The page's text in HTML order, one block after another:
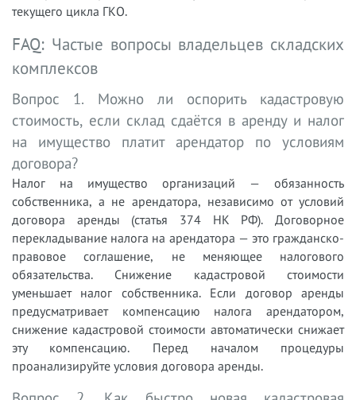
текущего цикла ГКО.
FAQ: Частые вопросы владельцев складских
комплексов
Вопрос 1. Можно ли оспорить кадастровую
стоимость, если склад сдаётся в аренду и налог
на имущество платит арендатор по условиям
договора?
Налог на имущество организаций — обязанность
собственника, а не арендатора, независимо от условий
договора аренды (статья 374 НК РФ). Договорное
перекладывание налога на арендатора — это гражданско-
правовое соглашение, не меняющее налогового
обязательства. Снижение кадастровой стоимости
уменьшает налог собственника. Если договор аренды
предусматривает компенсацию налога арендатором,
снижение кадастровой стоимости автоматически снижает
эту компенсацию. Перед началом процедуры
проанализируйте условия договора аренды.